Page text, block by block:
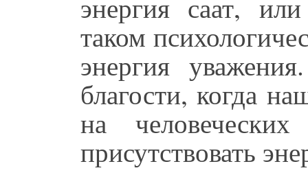
энергия саат,
таком
энергия
благости, когда
на
присутствовать